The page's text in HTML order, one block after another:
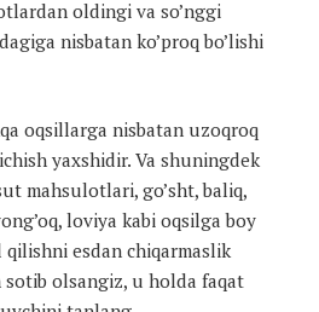
oldingi va so’nggi
nisbatan ko’proq bo’lishi
oqsillarga nisbatan uzoqroq
yaxshidir. Va shuningdek
mahsulotlari, go’sht, baliq,
loviya kabi oqsilga boy
esdan chiqarmaslik
olsangiz, u holda faqat